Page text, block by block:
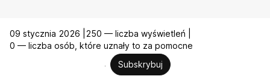
09 stycznia 2026 |
250 — liczba wyświetleń |
0 — liczba osób, które uznały to za pomocne
Subskrybuj